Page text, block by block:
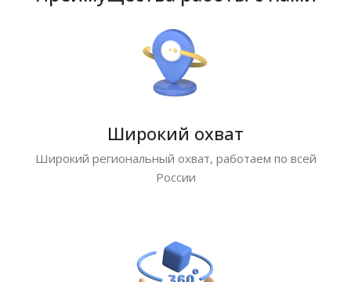
Широкий охват
Широкий региональный охват, работаем по всей
России